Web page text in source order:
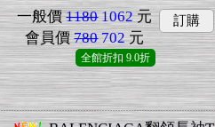
一般價 11801062元
會員價 780702元
訂購
全館折扣 9.0折